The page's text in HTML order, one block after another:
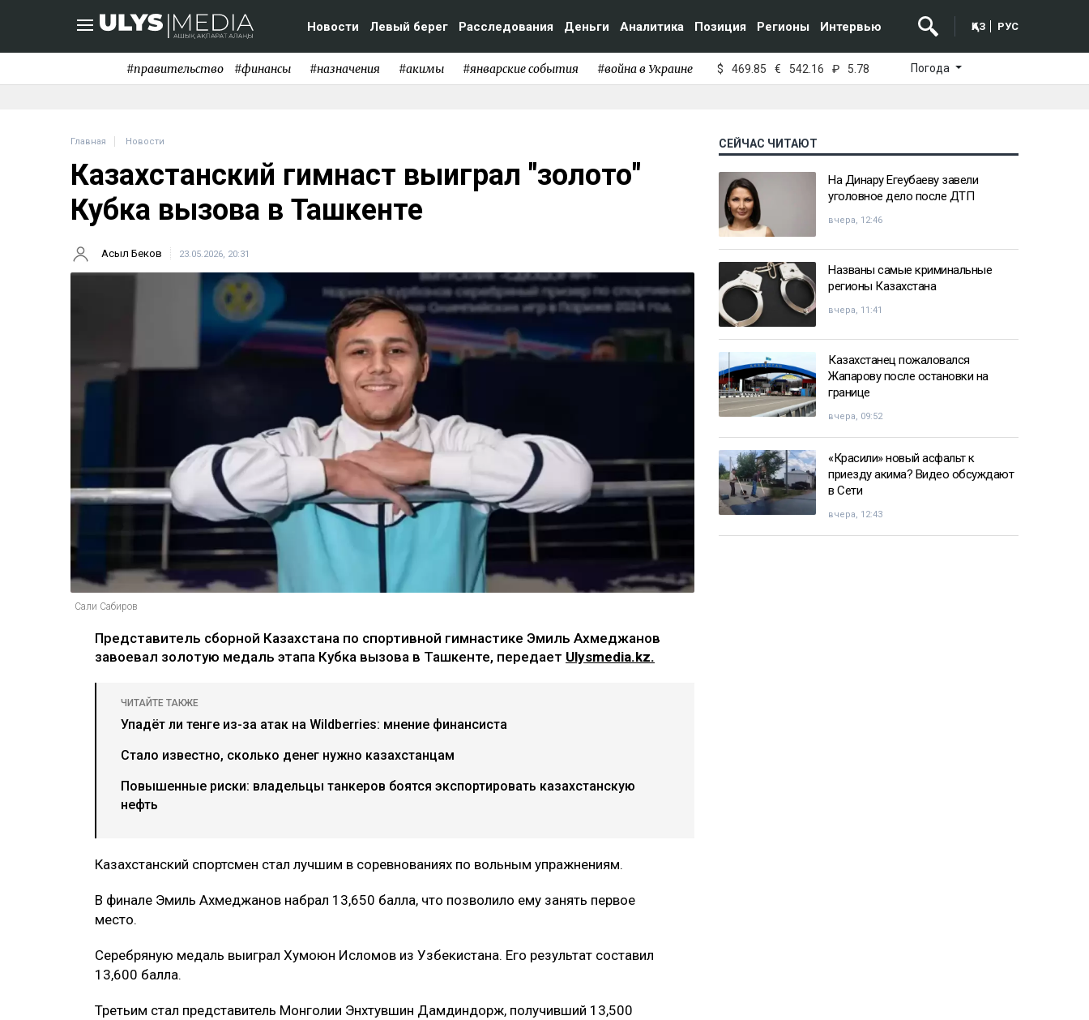
Новости Левый берег Расследования Деньги Аналитика Позиция Регионы Интервью ҚАЗ РУС
#правительство #финансы #назначения #акимы #январские события #война в Украине $ 469.85 € 542.16 ₽ 5.78 Погода
Главная Новости
Казахстанский гимнаст выиграл "золото"
Кубка вызова в Ташкенте
Асыл Беков 23.05.2026, 20:31
Сали Сабиров
Представитель сборной Казахстана по спортивной гимнастике Эмиль Ахмеджанов
завоевал золотую медаль этапа Кубка вызова в Ташкенте, передает Ulysmedia.kz.
ЧИТАЙТЕ ТАКЖЕ
Упадёт ли тенге из-за атак на Wildberries: мнение финансиста
Стало известно, сколько денег нужно казахстанцам
Повышенные риски: владельцы танкеров боятся экспортировать казахстанскую
нефть
Казахстанский спортсмен стал лучшим в соревнованиях по вольным упражнениям.
В финале Эмиль Ахмеджанов набрал 13,650 балла, что позволило ему занять первое
место.
Серебряную медаль выиграл Хумоюн Исломов из Узбекистана. Его результат составил
13,600 балла.
Третьим стал представитель Монголии Энхтувшин Дамдиндорж, получивший 13,500
СЕЙЧАС ЧИТАЮТ
На Динару Егеубаеву завели
уголовное дело после ДТП
вчера, 12:46
Названы самые криминальные
регионы Казахстана
вчера, 11:41
Казахстанец пожаловался
Жапарову после остановки на
границе
вчера, 09:52
«Красили» новый асфальт к
приезду акима? Видео обсуждают
в Сети
вчера, 12:43